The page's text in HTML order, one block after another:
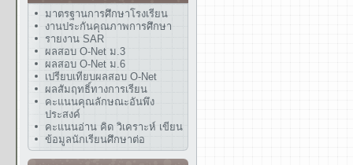
มาตรฐานการศึกษาโรงเรียน
งานประกันคุณภาพการศึกษา
รายงาน SAR
ผลสอบ O-Net ม.3
ผลสอบ O-Net ม.6
เปรียบเทียบผลสอบ O-Net
ผลสัมฤทธิ์ทางการเรียน
คะแนนคุณลักษณะอันพึง
ประสงค์
คะแนนอ่าน คิด วิเคราะห์ เขียน
ข้อมูลนักเรียนศึกษาต่อ